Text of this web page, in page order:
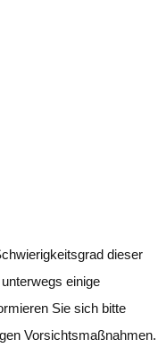
dieser
einige
Sie sich bitte
Vorsichtsmaßnahmen.